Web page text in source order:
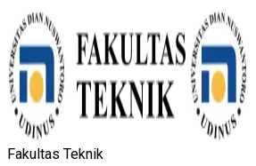
Fakultas Teknik